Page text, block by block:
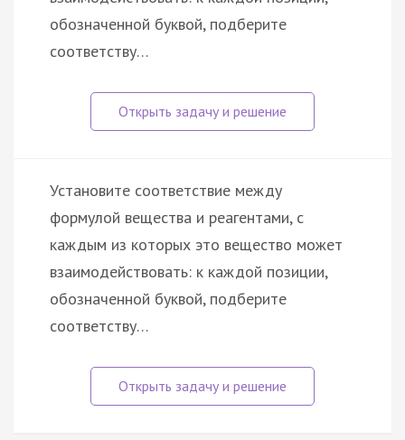
обозначенной буквой, подберите
соответству…
Установите соответствие между
формулой вещества и реагентами, с
каждым из которых это вещество может
взаимодействовать: к каждой позиции,
обозначенной буквой, подберите
соответству…